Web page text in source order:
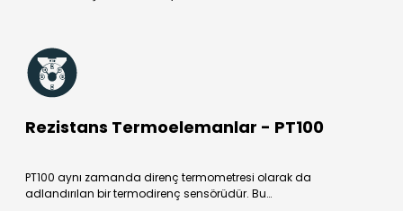
Rezistans Termoelemanlar - PT100
PT100 aynı zamanda direnç termometresi olarak da
adlandırılan bir termodirenç sensörüdür. Bu…